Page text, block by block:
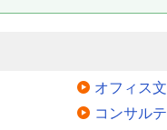
オフィス
コンサル